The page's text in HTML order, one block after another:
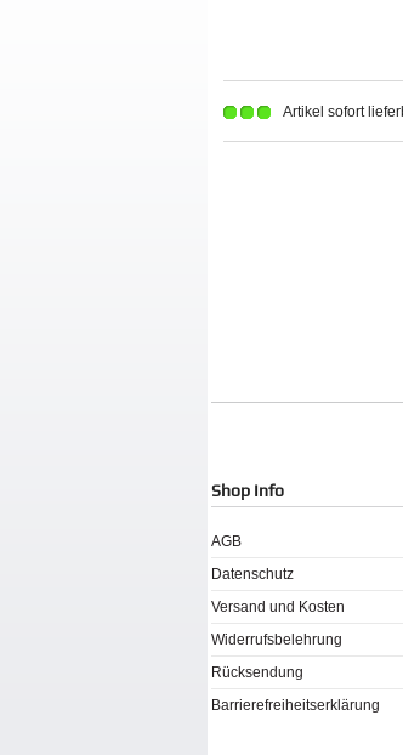
Artikel sofort
Shop Info
AGB
Datenschutz
Versand und Kosten
Widerrufsbelehrung
Rücksendung
Barrierefreiheitserklärung